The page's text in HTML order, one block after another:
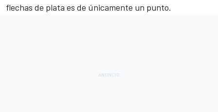
flechas de plata es de únicamente un punto.